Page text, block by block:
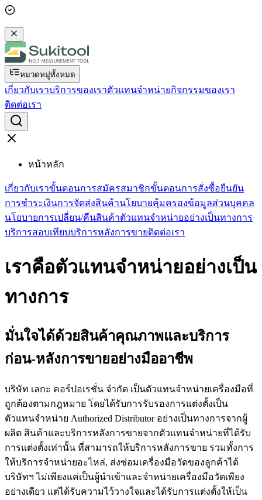
หมวดหมู่ทั้งหมด
เกี่ยวกับเราบริการของเราตัวแทนจำหน่ายกิจกรรมของเรา
ติดต่อเรา
หน้าหลัก
เกี่ยวกับเราขั้นตอนการสมัครสมาชิกขั้นตอนการสั่งซื้อยืนยัน
การชำระเงินการจัดส่งสินค้านโยบายคุ้มครองข้อมูลส่วนบุคคล
นโยบายการเปลี่ยน/คืนสินค้าตัวแทนจำหน่ายอย่างเป็นทางการ
บริการสอบเทียบบริการหลังการขายติดต่อเรา
เราคือตัวแทนจำหน่ายอย่างเป็น
ทางการ
มั่นใจได้ด้วยสินค้าคุณภาพและบริการ
ก่อน-หลังการขายอย่างมืออาชีพ
บริษัท เลกะ คอร์ปอเรชั่น จำกัด เป็นตัวแทนจำหน่ายเครื่องมือที่
ถูกต้องตามกฎหมาย โดยได้รับการรับรองการแต่งตั้งเป็น
ตัวแทนจำหน่าย Authorized Distributor อย่างเป็นทางการจากผู้
ผลิต สินค้าและบริการหลังการขายจากตัวแทนจำหน่ายที่ได้รับ
การแต่งตั้งเท่านั้น ที่สามารถให้บริการหลังการขาย รวมทั้งการ
ให้บริการจำหน่ายอะไหล่, ส่งซ่อมเครื่องมือวัดของลูกค้าได้
บริษัทฯ ไม่เพียงแค่เป็นผู้นำเข้าและจำหน่ายเครื่องมือวัดเพียง
อย่างเดียว แต่ได้รับความไว้วางใจและได้รับการแต่งตั้งให้เป็น